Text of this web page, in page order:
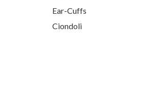
Ear-Cuffs
Ciondoli